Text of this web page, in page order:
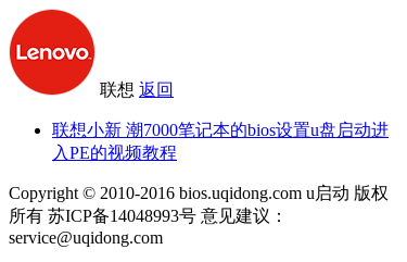
联想 返回
联想小新 潮7000笔记本的bios设置u盘启动进
入PE的视频教程
Copyright © 2010-2016 bios.uqidong.com u启动 版权
所有 苏ICP备14048993号 意见建议：
service@uqidong.com